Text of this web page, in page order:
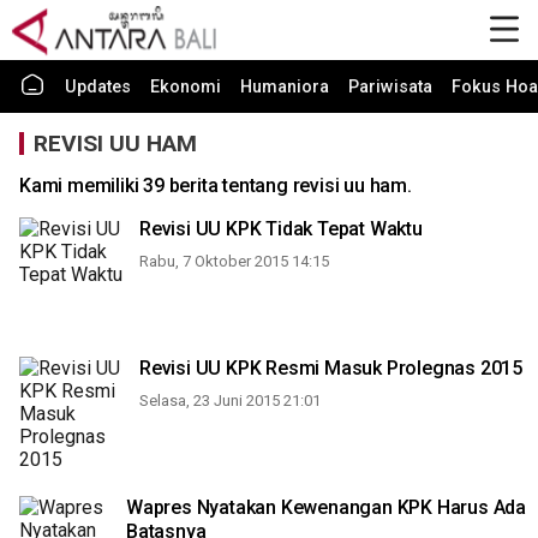
Updates Ekonomi Humaniora Pariwisata Fokus
REVISI UU HAM
Kami memiliki 39 berita tentang revisi uu ham.
Revisi UU KPK Tidak Tepat Waktu
Rabu, 7 Oktober 2015 14:15
Revisi UU KPK Resmi Masuk Prolegnas 2015
Selasa, 23 Juni 2015 21:01
Wapres Nyatakan Kewenangan KPK Harus Ada
Batasnya